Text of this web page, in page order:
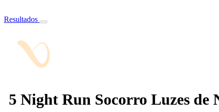
Resultados
5 Night Run Socorro Luzes de